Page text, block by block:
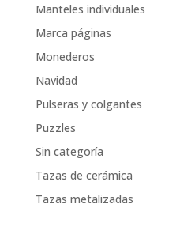
Manteles individuales
Marca páginas
Monederos
Navidad
Pulseras y colgantes
Puzzles
Sin categoría
Tazas de cerámica
Tazas metalizadas